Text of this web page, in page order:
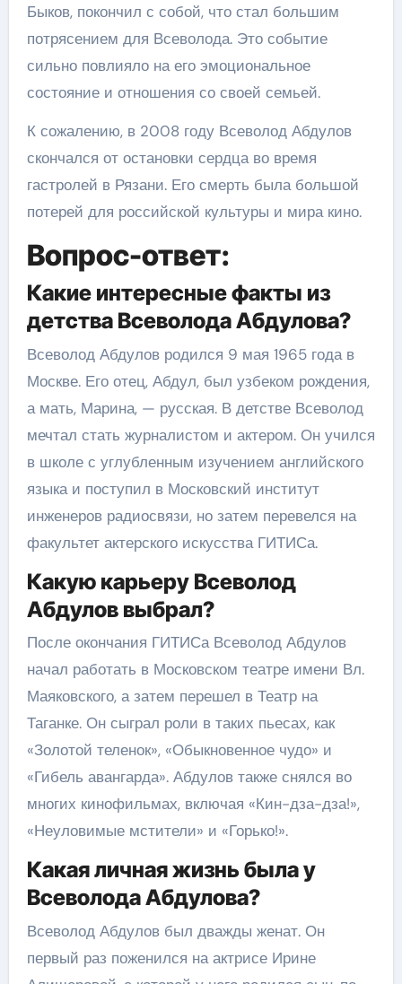
Быков, покончил с собой, что стал большим
потрясением для Всеволода. Это событие
сильно повлияло на его эмоциональное
состояние и отношения со своей семьей.
К сожалению, в 2008 году Всеволод Абдулов
скончался от остановки сердца во время
гастролей в Рязани. Его смерть была большой
потерей для российской культуры и мира кино.
Вопрос-ответ:
Какие интересные факты из
детства Всеволода Абдулова?
Всеволод Абдулов родился 9 мая 1965 года в
Москве. Его отец, Абдул, был узбеком рождения,
а мать, Марина, — русская. В детстве Всеволод
мечтал стать журналистом и актером. Он учился
в школе с углубленным изучением английского
языка и поступил в Московский институт
инженеров радиосвязи, но затем перевелся на
факультет актерского искусства ГИТИСа.
Какую карьеру Всеволод
Абдулов выбрал?
После окончания ГИТИСа Всеволод Абдулов
начал работать в Московском театре имени Вл.
Маяковского, а затем перешел в Театр на
Таганке. Он сыграл роли в таких пьесах, как
«Золотой теленок», «Обыкновенное чудо» и
«Гибель авангарда». Абдулов также снялся во
многих кинофильмах, включая «Кин-дза-дза!»,
«Неуловимые мстители» и «Горько!».
Какая личная жизнь была у
Всеволода Абдулова?
Всеволод Абдулов был дважды женат. Он
первый раз поженился на актрисе Ирине